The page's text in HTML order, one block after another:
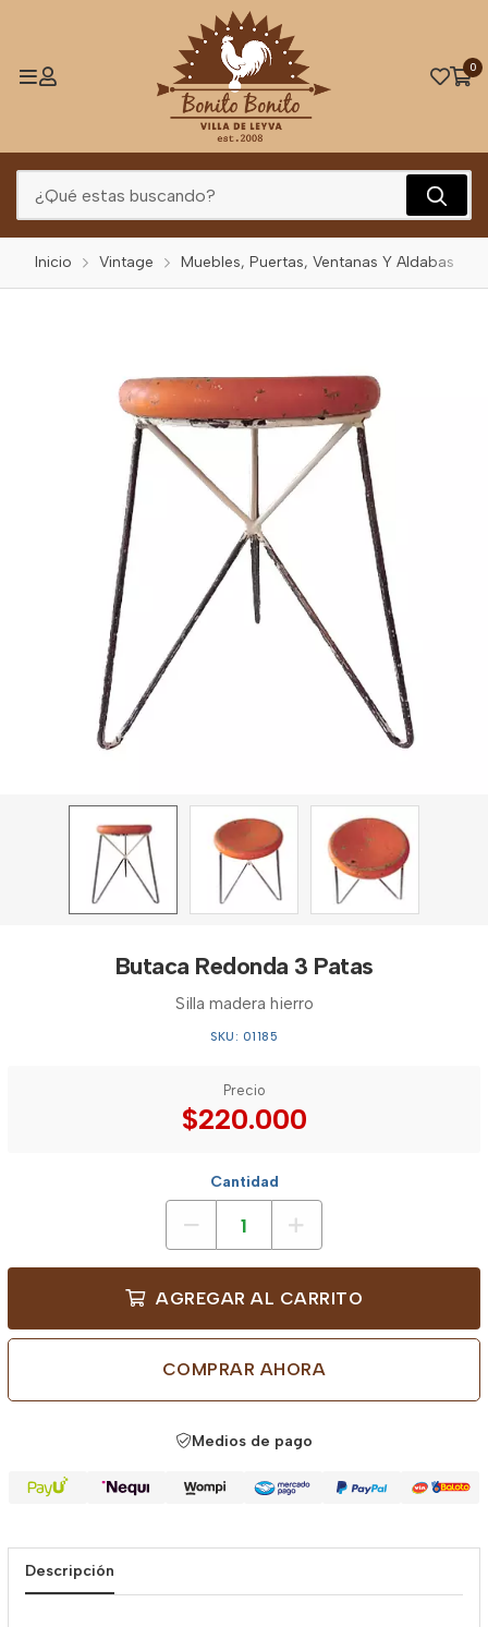
0
Inicio Vintage Muebles, Puertas, Ventanas Y Aldabas
Butaca Redonda 3 Patas
Silla madera hierro
SKU: 01185
Precio
$220.000
Cantidad
AGREGAR AL CARRITO
COMPRAR AHORA
Medios de pago
Descripción